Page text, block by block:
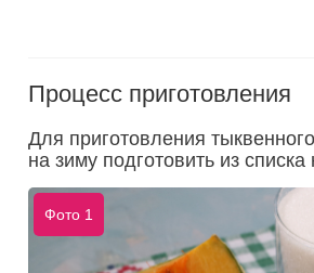
Процесс приготовления
Для приготовления
на зиму подготовить из
Фото 1